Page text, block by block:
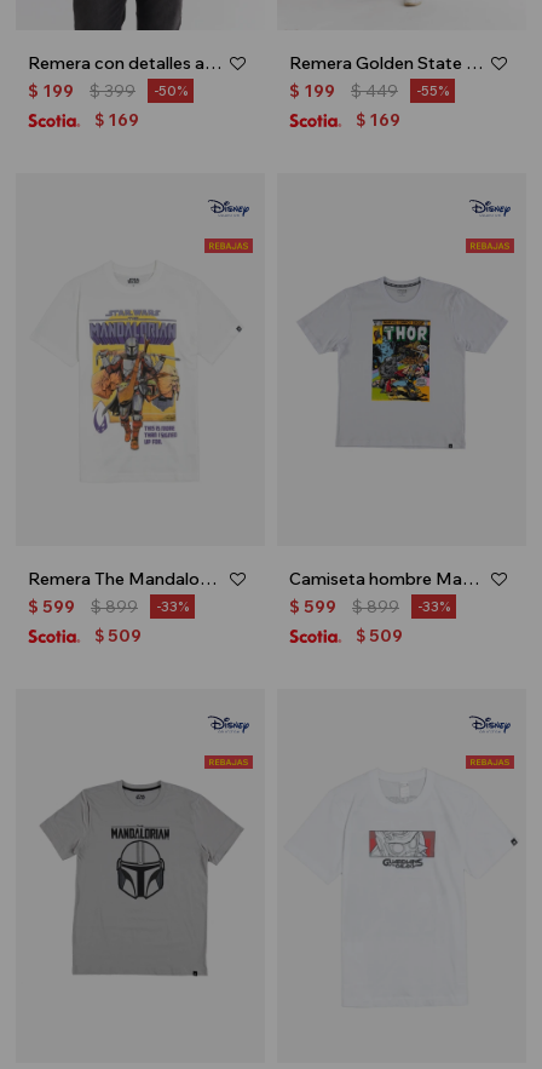
Remera con detalles a contratono - Gris oscuro
$ 199 $399 50
$ 169
Remera Golden State - Verde oliva
$ 199 $449 55
$ 169
Remera The Mandalorian - Crudo
$ 599 $899 33
$ 509
Camiseta hombre Marvel - Blanco
$ 599 $899 33
$ 509